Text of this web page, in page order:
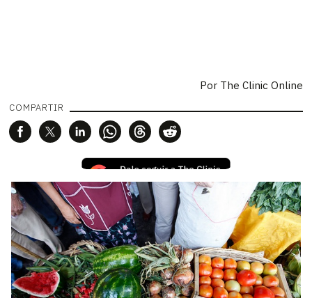
Por The Clinic Online
COMPARTIR